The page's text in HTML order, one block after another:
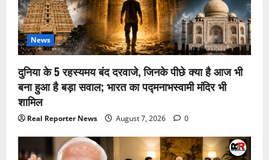
News
दुनिया के 5 रहस्यमय बंद दरवाजे, जिनके पीछे क्या है आज भी
बना हुआ है बड़ा सवाल; भारत का पद्मनाभस्वामी मंदिर भी
शामिल
Real Reporter News August 7, 2026 0